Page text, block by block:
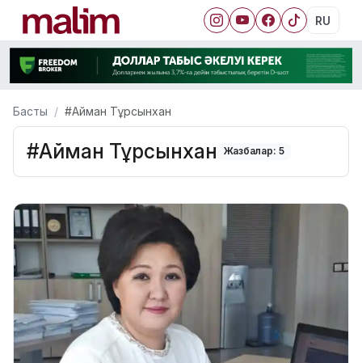
RU
Басты #Айман Тұрсынхан
#Айман Тұрсынхан Жазбалар: 5